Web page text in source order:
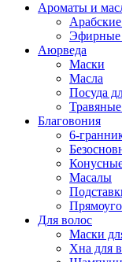
Ароматы и
Эфирные
Аюрведа
Маски
Масла
Посуда
Благовония
6-
Масалы
Для волос
Маски
Хна для